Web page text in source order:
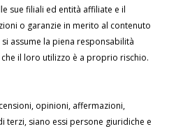
sue filiali ed entità affiliate e il
o garanzie in merito al contenuto
assume la piena responsabilità
il loro utilizzo è a proprio rischio.
opinioni, affermazioni,
terzi, siano essi persone giuridiche e